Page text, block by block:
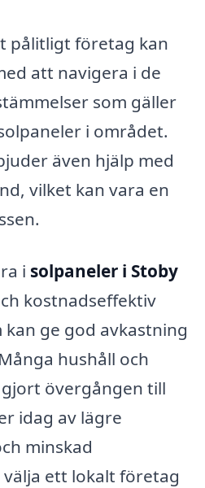
pålitligt företag kan
att navigera i de
som gäller
i området.
även hjälp med
vilket kan vara en
i solpaneler i Stoby
kostnadseffektiv
ge god avkastning
hushåll och
övergången till
idag av lägre
minskad
ett lokalt företag